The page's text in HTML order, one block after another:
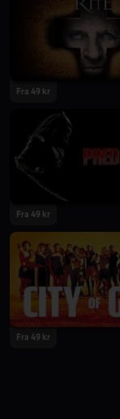
Fra 49 kr
Fra 49 kr
Fra 49 kr